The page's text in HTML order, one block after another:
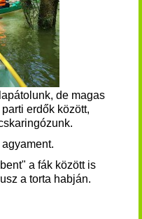
de magas
erdők között,
a fák között is
a torta habján.